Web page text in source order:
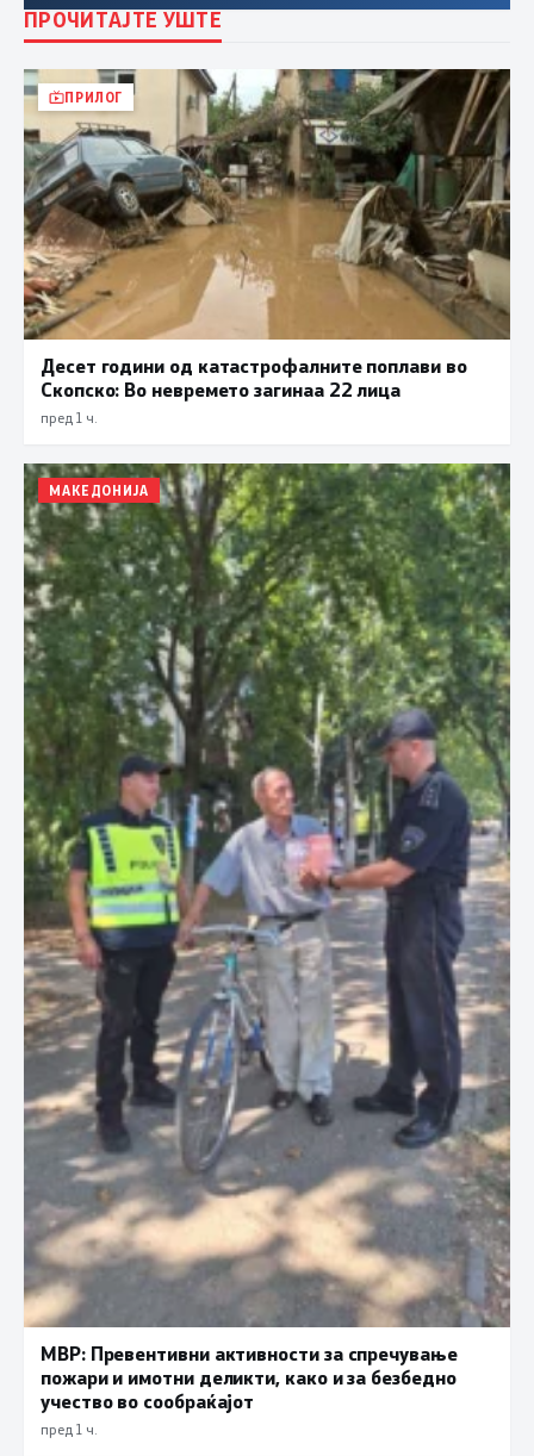
ПРОЧИТАЈТЕ УШТЕ
ПРИЛОГ
Десет години од катастрофалните поплави во
Скопско: Во невремето загинаа 22 лица
пред 1 ч.
МАКЕДОНИЈА
МВР: Превентивни активности за спречување
пожари и имотни деликти, како и за безбедно
учество во сообраќајот
пред 1 ч.